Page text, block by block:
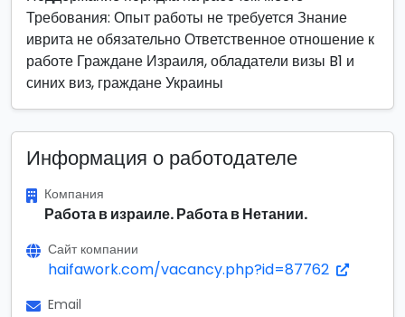
Требования: Опыт работы не требуется Знание
иврита не обязательно Ответственное отношение к
работе Граждане Израиля, обладатели визы B1 и
синих виз, граждане Украины
Информация о работодателе
Компания
Работа в израиле. Работа в Нетании.
Сайт компании
haifawork.com/vacancy.php?id=87762
Email